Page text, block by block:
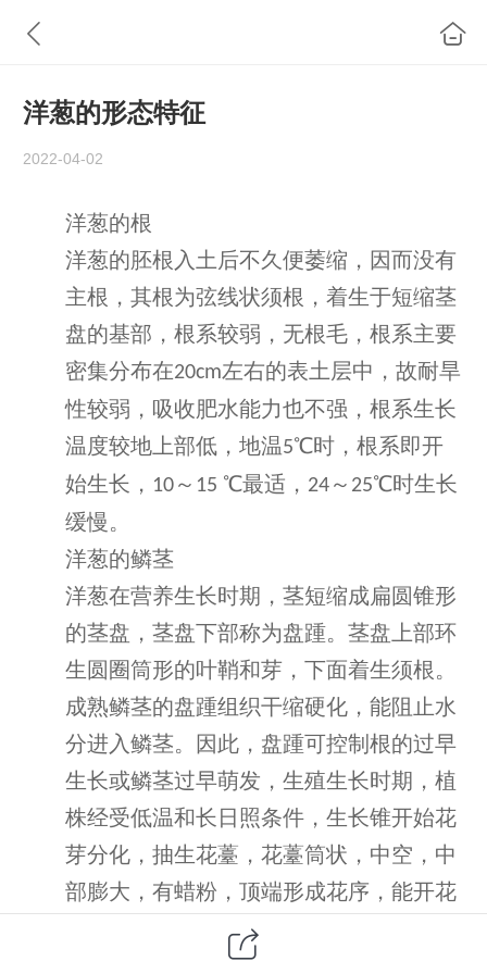
洋葱的形态特征
2022-04-02
洋葱的根
洋葱的胚根入土后不久便萎缩，因而没有
主根，其根为弦线状须根，着生于短缩茎
盘的基部，根系较弱，无根毛，根系主要
密集分布在20cm左右的表土层中，故耐旱
性较弱，吸收肥水能力也不强，根系生长
温度较地上部低，地温5℃时，根系即开
始生长， 10 ～ 15 ℃最适， 24 ～ 25℃时生长
缓慢。
洋葱的鳞茎
洋葱在营养生长时期，茎短缩成扁圆锥形
的茎盘，茎盘下部称为盘踵。茎盘上部环
生圆圈筒形的叶鞘和芽，下面着生须根。
成熟鳞茎的盘踵组织干缩硬化，能阻止水
分进入鳞茎。因此，盘踵可控制根的过早
生长或鳞茎过早萌发，生殖生长时期，植
株经受低温和长日照条件，生长锥开始花
芽分化，抽生花薹，花薹筒状，中空，中
部膨大，有蜡粉，顶端形成花序，能开花
结实。顶球洋葱由于花器退化，在总苞中